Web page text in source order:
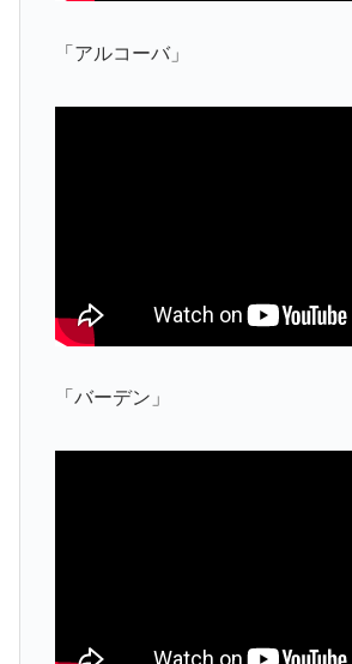
「アルコーバ」
「バーデン」